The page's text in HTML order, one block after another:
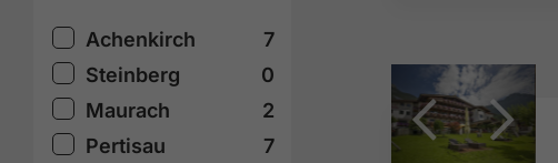
Achenkirch
7
Steinberg
0
Maurach
2
Pertisau
7